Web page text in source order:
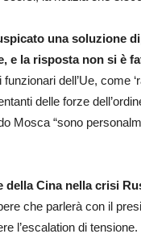
una soluzione
e la risposta non si è
dell’Ue, come
delle forze
Mosca “sono
della Cina nella crisi
che parlerà con il
l’escalation di